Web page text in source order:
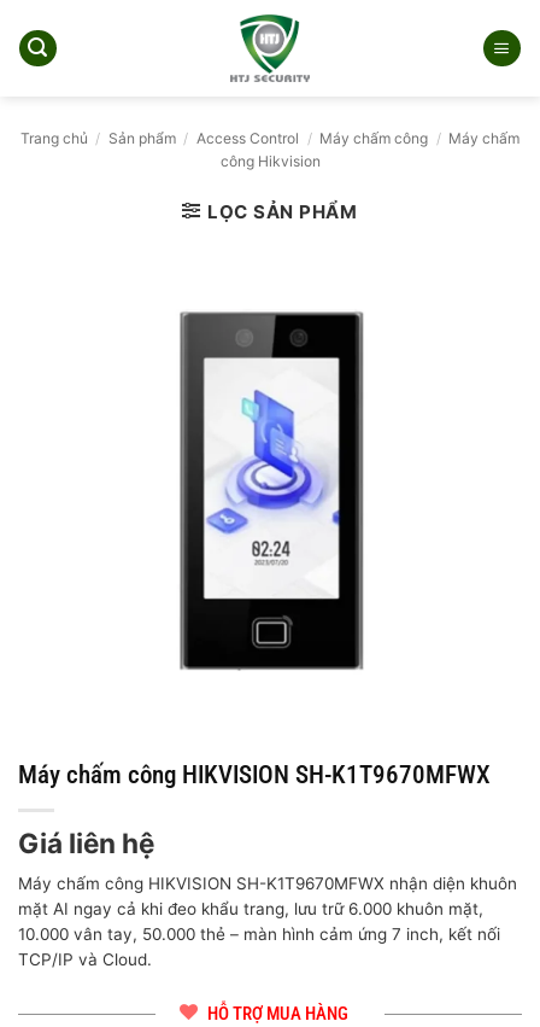
qua
Trang chủ / Sản phẩm / Access Control / Máy chấm công / Máy chấm
công Hikvision
LỌC SẢN PHẨM
Máy chấm công HIKVISION SH-K1T9670MFWX
Giá liên hệ
Máy chấm công HIKVISION SH-K1T9670MFWX nhận diện khuôn
mặt AI ngay cả khi đeo khẩu trang, lưu trữ 6.000 khuôn mặt,
10.000 vân tay, 50.000 thẻ – màn hình cảm ứng 7 inch, kết nối
TCP/IP và Cloud.
HỖ TRỢ MUA HÀNG